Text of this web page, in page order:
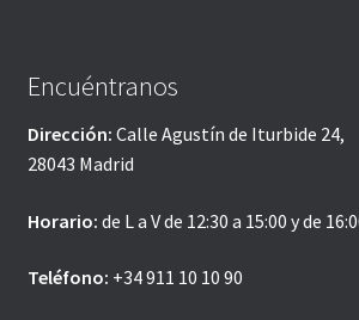
Encuéntranos
Dirección: Calle Agustín de Iturbide 24,
28043 Madrid
Horario: de L a V de 12:30 a 15:00 y de
Teléfono: +34 911 10 10 90